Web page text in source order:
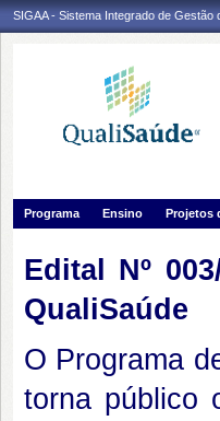
SIGAA - Sistema Integrado de Gestão
Programa
Ensino Projetos
Edital Nº
QualiSaúde
O Programa
torna público